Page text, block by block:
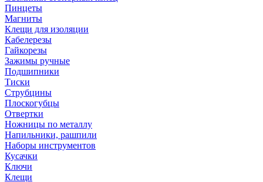
Пинцеты
Магниты
Клещи для изоляции
Кабелерезы
Гайкорезы
Зажимы ручные
Подшипники
Тиски
Струбцины
Плоскогубцы
Отвертки
Ножницы по металлу
Напильники, рашпили
Наборы инструментов
Кусачки
Ключи
Клещи